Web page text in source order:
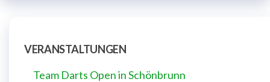
VERANSTALTUNGEN
Team Darts Open in Schönbrunn